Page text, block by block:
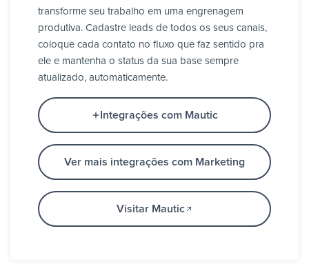
transforme seu trabalho em uma engrenagem
produtiva. Cadastre leads de todos os seus canais,
coloque cada contato no fluxo que faz sentido pra
ele e mantenha o status da sua base sempre
atualizado, automaticamente.
Integrações com Mautic
Ver mais integrações com Marketing
Visitar Mautic